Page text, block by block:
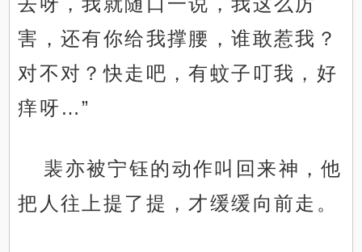
害，还有你给我撑腰，谁敢惹我？
对不对？快走吧，有蚊子叮我，好
痒呀…”
裴亦被宁钰的动作叫回来神，他
把人往上提了提，才缓缓向前走。